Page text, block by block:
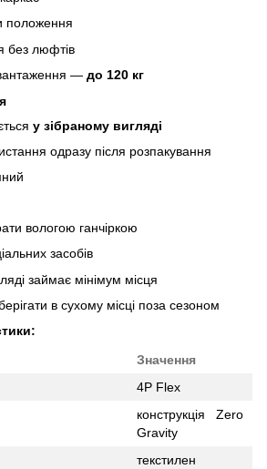
положення
без люфтів
— до 120 кг
у зібраному вигляді
одразу після розпакування
вологою ганчіркою
засобів
займає мінімум місця
в сухому місці поза сезоном
Значення
4P Flex
конструкція Zero
Gravity
текстилен